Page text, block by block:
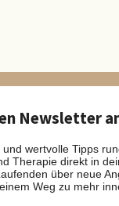
Newsletter
wertvolle Tipps
Therapie direkt in
über neue
Weg zu mehr